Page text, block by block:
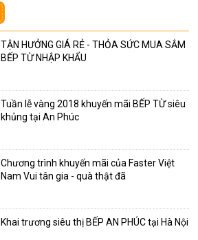
TẬN HƯỞNG GIÁ RẺ - THỎA SỨC MUA SẮM
BẾP TỪ NHẬP KHẨU
Tuần lễ vàng 2018 khuyến mãi BẾP TỪ siêu
khủng tại An Phúc
Chương trình khuyến mãi của Faster Việt
Nam Vui tân gia - quà thật đã
Khai trương siêu thị BẾP AN PHÚC tại Hà Nội